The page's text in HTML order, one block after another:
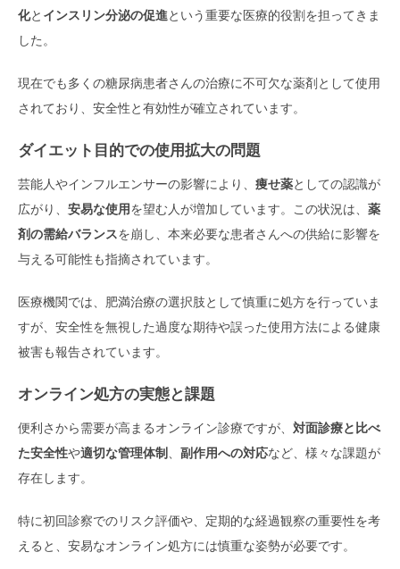
化と インスリン分泌の促進という重要な医療的役割を担ってきま
した。
現在でも多くの糖尿病患者さんの治療に不可欠な薬剤として使用
されており、安全性と有効性が確立されています。
ダイエット目的での使用拡大の問題
芸能人やインフルエンサーの影響により、 痩せ薬としての認識が
広がり、 安易な使用を望む人が増加しています。この状況は、 薬
剤の需給バランスを崩し、本来必要な患者さんへの供給に影響を
与える可能性も指摘されています。
医療機関では、肥満治療の選択肢として慎重に処方を行っていま
すが、安全性を無視した過度な期待や誤った使用方法による健康
被害も報告されています。
オンライン処方の実態と課題
便利さから需要が高まるオンライン診療ですが、 対面診療と比べ
た安全性や適切な管理体制 副作用への対応など、様々な課題が
存在します。
特に初回診察でのリスク評価や、定期的な経過観察の重要性を考
えると、安易なオンライン処方には慎重な姿勢が必要です。